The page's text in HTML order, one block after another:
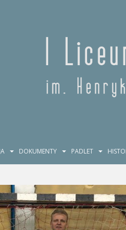
DOKUMENTY PADLET